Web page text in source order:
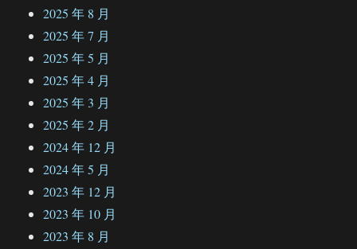
2025 年 8 月
2025 年 7 月
2025 年 5 月
2025 年 4 月
2025 年 3 月
2025 年 2 月
2024 年 12 月
2024 年 5 月
2023 年 12 月
2023 年 10 月
2023 年 8 月